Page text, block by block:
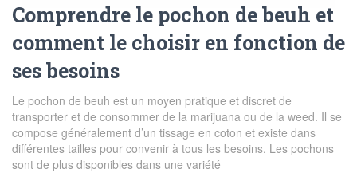
Comprendre le pochon de beuh et
comment le choisir en fonction de
ses besoins
Le pochon de beuh est un moyen pratique et discret de
transporter et de consommer de la marijuana ou de la weed. Il se
compose généralement d’un tissage en coton et existe dans
différentes tailles pour convenir à tous les besoins. Les pochons
sont de plus disponibles dans une variété